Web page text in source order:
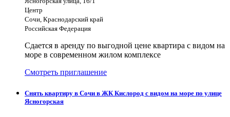
Центр
Сочи, Краснодарский край
Российская Федерация
Сдается в аренду по выгодной цене квартира с видом на
море в современном жилом комплексе
Смотреть приглашение
Снять квартиру в Сочи в ЖК Кислород с видом на море по улице
Ясногорская